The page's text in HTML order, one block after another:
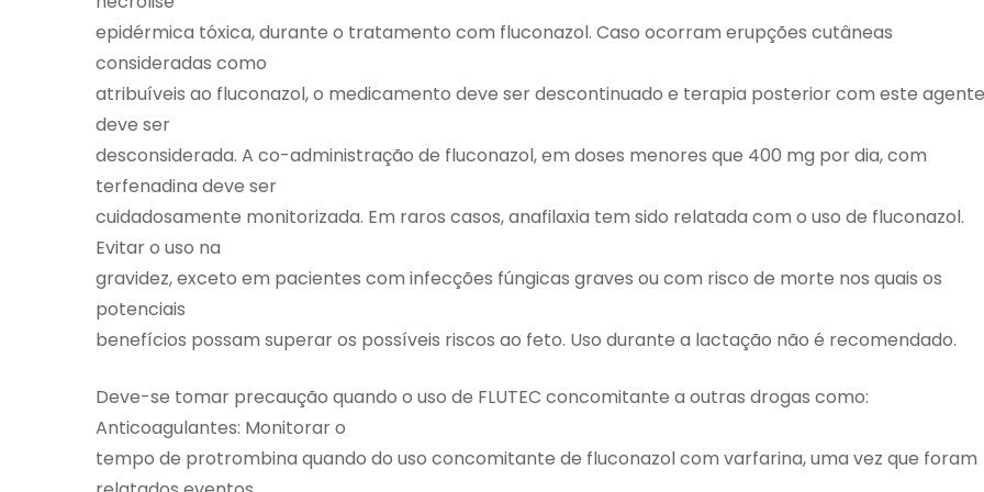
epidérmica tóxica, durante o tratamento com fluconazol. Caso ocorram erupções cutâneas
consideradas como
atribuíveis ao fluconazol, o medicamento deve ser descontinuado e terapia posterior com este agente
deve ser
desconsiderada. A co-administração de fluconazol, em doses menores que 400 mg por dia, com
terfenadina deve ser
cuidadosamente monitorizada. Em raros casos, anafilaxia tem sido relatada com o uso de fluconazol.
Evitar o uso na
gravidez, exceto em pacientes com infecções fúngicas graves ou com risco de morte nos quais os
potenciais
benefícios possam superar os possíveis riscos ao feto. Uso durante a lactação não é recomendado.
Deve-se tomar precaução quando o uso de FLUTEC concomitante a outras drogas como:
Anticoagulantes: Monitorar o
tempo de protrombina quando do uso concomitante de fluconazol com varfarina, uma vez que foram